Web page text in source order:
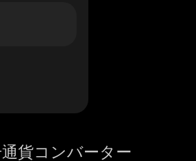
貨コンバーター